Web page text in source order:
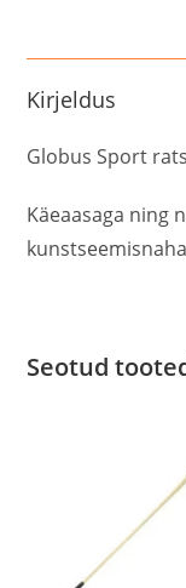
Kirjeldus
Globus Sport
Käeaasaga ning
Seotud